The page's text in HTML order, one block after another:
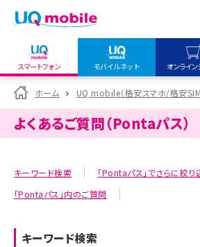
スマートフォン モバイルネット オンライン
my UQ WiMAX
UQ WiMAX ご契約の方
My UQ mobile
UQ mobile
データチャージサイト
UQ mobile
オンラインショップ
UQ WiMAX
UQ mobile
販売店舗
UQ WiMAX
ホーム UQ mobile（格安スマホ/格安SIM
よくあるご質問（Pontaパス）
キーワード検索
「Pontaパス」でさらに絞り
「Pontaパス」内のご質問
キーワード検索